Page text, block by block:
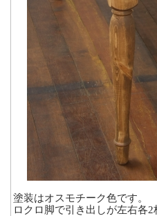
塗装はオスモチーク色です。
ロクロ脚で引き出しが左右各